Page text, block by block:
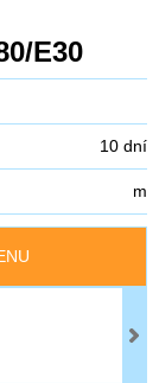
E30
10 dní
m